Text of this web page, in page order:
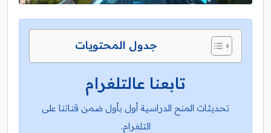
جدول المحتويات
تابعنا عالتلغرام
تحديثات المنح الدراسية أول بأول ضمن قناتنا على
التلغرام.